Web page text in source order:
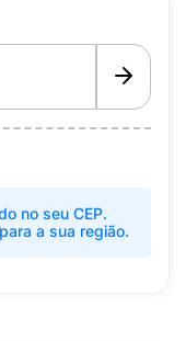
no seu CEP.
a sua região.